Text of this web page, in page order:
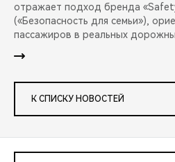
отражает подход бренда
(«Безопасность для семьи»),
пассажиров в реальных
К СПИСКУ НОВОСТЕЙ